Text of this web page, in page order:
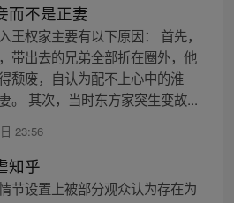
而不是正妻
王权家主要有以下原因： 首先，
带出去的兄弟全部折在圈外，他
颓废，自认为配不上心中的淮
。 其次，当时东方家突生变故...
23:56
知乎
节设置上被部分观众认为存在为